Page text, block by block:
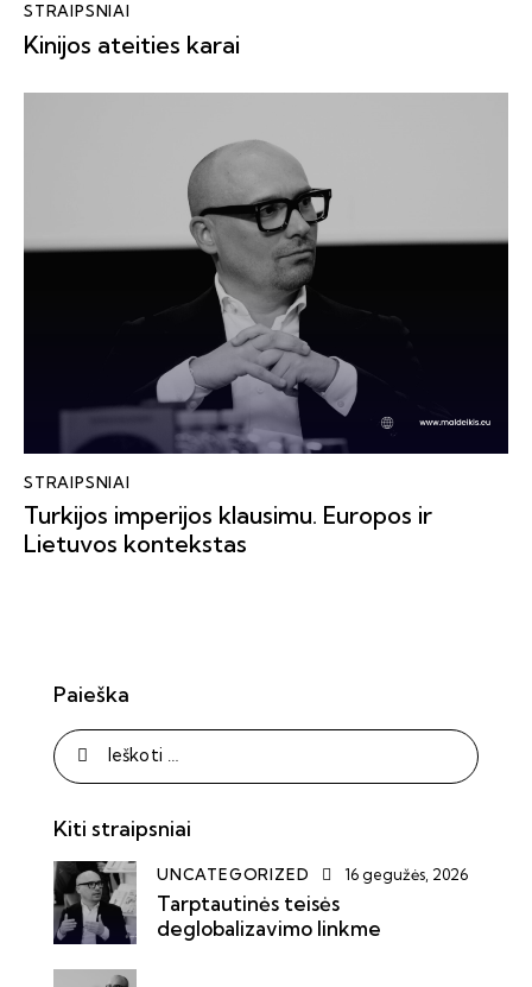
STRAIPSNIAI
Kinijos ateities karai
STRAIPSNIAI
Turkijos imperijos klausimu. Europos ir
Lietuvos kontekstas
Paieška
Kiti straipsniai
UNCATEGORIZED 16 gegužės, 2026
Tarptautinės teisės
deglobalizavimo linkme